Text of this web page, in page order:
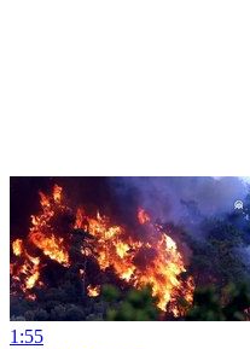
1:55